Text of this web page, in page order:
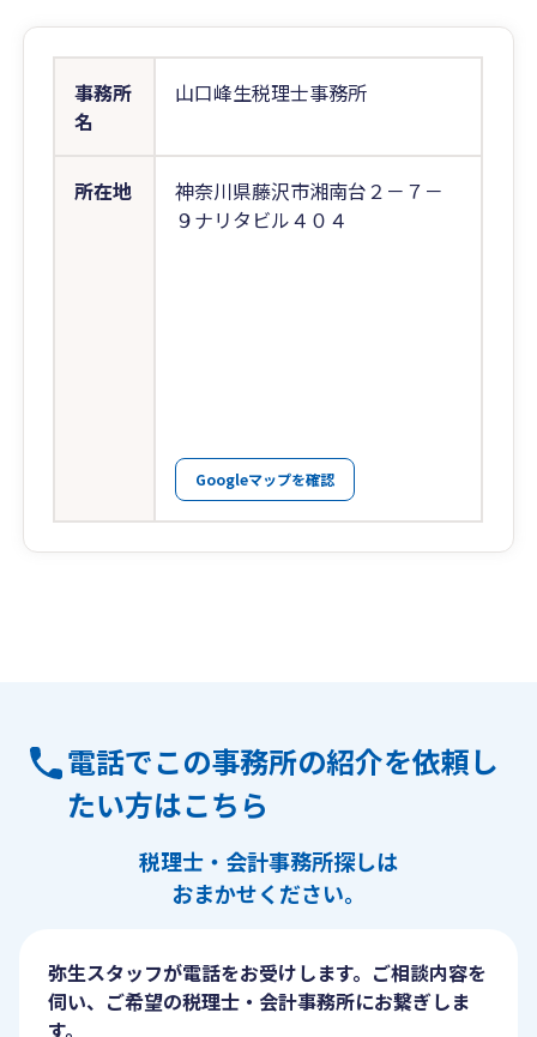
事務所
名
山口峰生税理士事務所
所在地
神奈川県藤沢市湘南台２－７－
９ナリタビル４０４
Googleマップを確認
電話でこの事務所の紹介を依頼し
たい方はこちら
税理士・会計事務所探しは
おまかせください。
弥生スタッフが電話をお受けします。ご相談内容を
伺い、ご希望の税理士・会計事務所にお繋ぎしま
す。